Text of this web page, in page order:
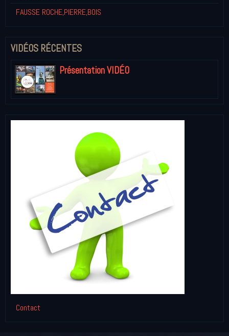
FAUSSE ROCHE,PIERRE,BOIS
VIDÉOS RÉCENTES
Présentation VIDÉO
Contact